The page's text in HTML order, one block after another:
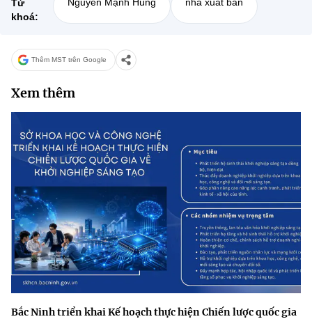
Từ
khoá:
Thêm MST trên Google
Xem thêm
Bắc Ninh triển khai Kế hoạch thực hiện Chiến lược quốc gia